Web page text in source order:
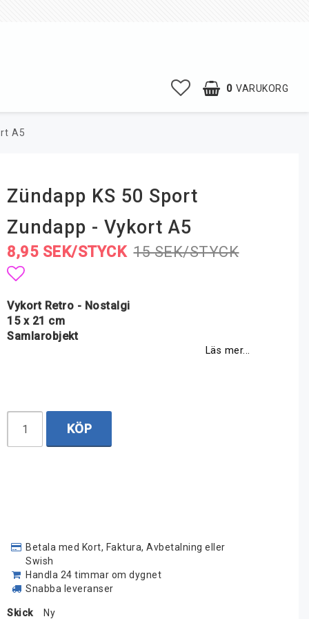
0 VARUKORG
A5
Zündapp KS 50 Sport
Zundapp - Vykort A5
15 SEK/STYCK
8,95 SEK/STYCK
Lägg till i favoritlistan
Vykort Retro - Nostalgi
15 x 21 cm
Samlarobjekt
Läs mer...
KÖP
Betala med Kort, Faktura, Avbetalning eller
Swish
Handla 24 timmar om dygnet
Snabba leveranser
Skick Ny